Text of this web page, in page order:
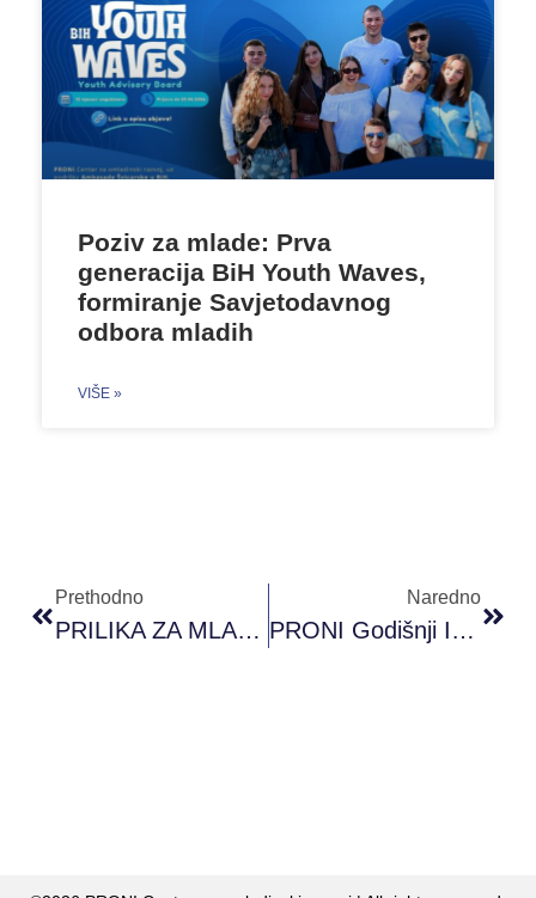
Poziv za mlade: Prva
generacija BiH Youth Waves,
formiranje Savjetodavnog
odbora mladih
VIŠE »
Prethodno
PRILIKA ZA MLADE: Otvorite PRONI Omladinski Klub U Vašem Gradu!
Naredno
PRONI Godišnji Izvještaj/Annual Report – 2019.